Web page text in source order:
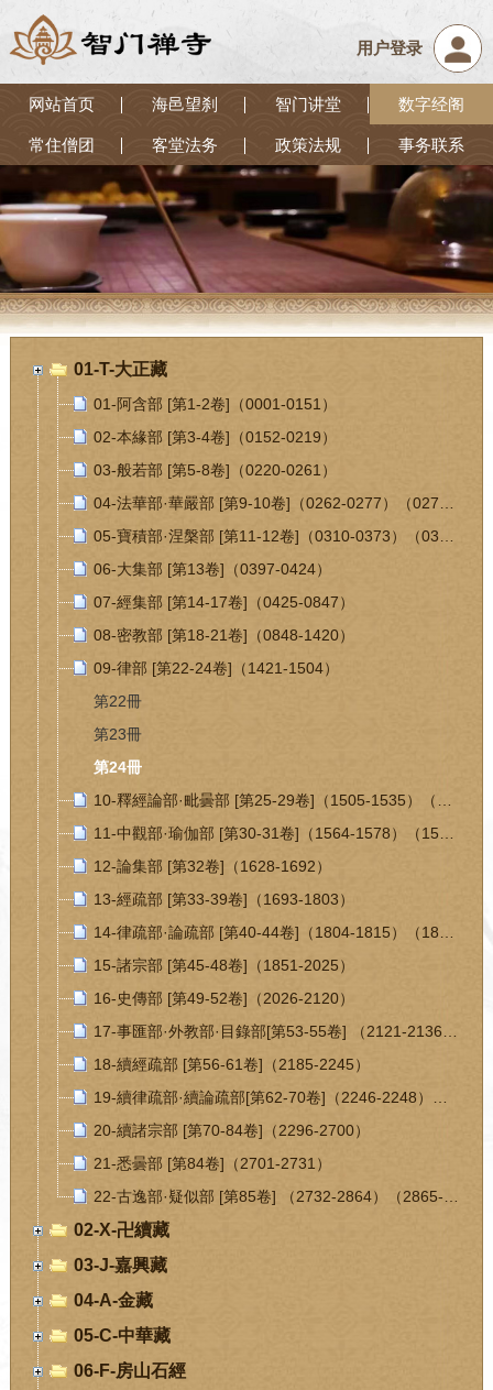
用户登录
网站首页 海邑望刹 智门讲堂 数字经阁
常住僧团 客堂法务 政策法规 事务联系
01-T-大正藏
01-阿含部 [第1-2卷]（0001-0151）
02-本緣部 [第3-4卷]（0152-0219）
03-般若部 [第5-8卷]（0220-0261）
06-大集部 [第13卷]（0397-0424）
07-經集部 [第14-17卷]（0425-0847）
08-密教部 [第18-21卷]（0848-1420）
09-律部 [第22-24卷]（1421-1504）
第22冊
第23冊
第24冊
12-論集部 [第32卷]（1628-1692）
13-經疏部 [第33-39卷]（1693-1803）
15-諸宗部 [第45-48卷]（1851-2025）
16-史傳部 [第49-52卷]（2026-2120）
18-續經疏部 [第56-61卷]（2185-2245）
20-續諸宗部 [第70-84卷]（2296-2700）
21-悉曇部 [第84卷]（2701-2731）
02-X-卍續藏
03-J-嘉興藏
04-A-金藏
05-C-中華藏
06-F-房山石經